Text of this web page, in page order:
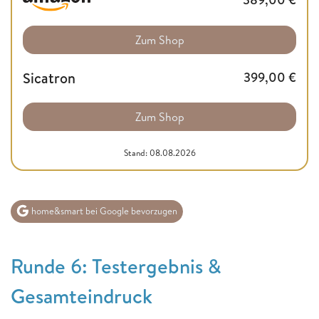
Zum Shop
Sicatron 399,00 €
Zum Shop
Stand: 08.08.2026
home&smart bei Google bevorzugen
Runde 6: Testergebnis &
Gesamteindruck